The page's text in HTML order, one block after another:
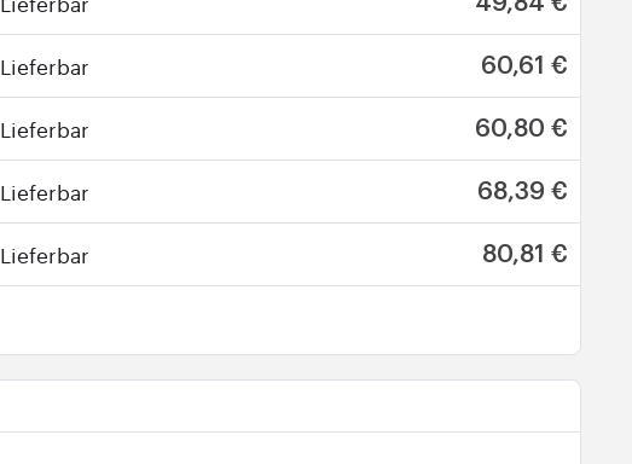
Lieferbar 60,61 €
Lieferbar 60,80 €
Lieferbar 68,39 €
Lieferbar 80,81 €